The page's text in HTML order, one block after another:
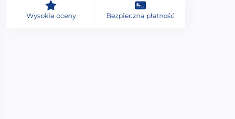
Wysokie oceny Bezpieczna płatność